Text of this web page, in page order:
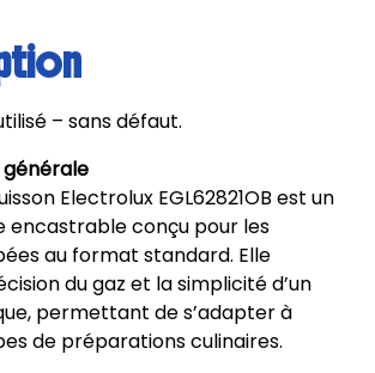
– sans défaut.
Electrolux EGL62821OB est un
encastrable conçu pour les
au format standard. Elle
du gaz et la simplicité d’un
permettant de s’adapter à
de préparations culinaires.